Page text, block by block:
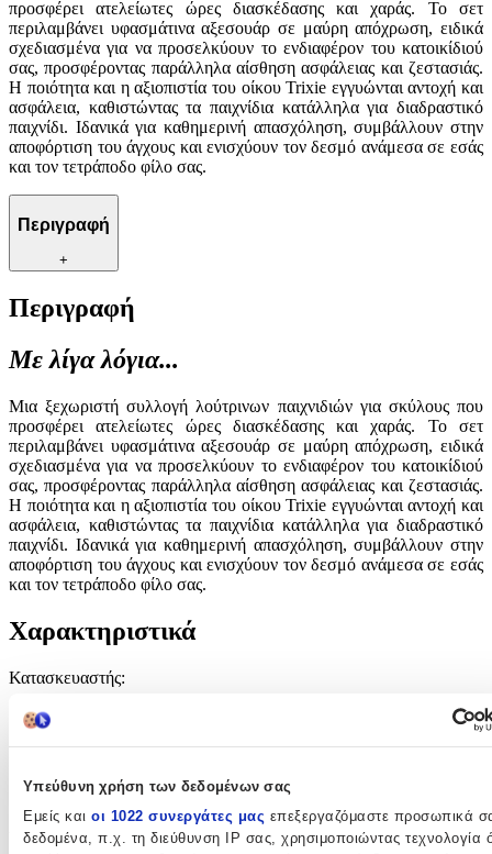
Υπεύθυνη χρήση των δεδομένων σας
Εμείς και οι 1022 συνεργάτες μας επεξεργαζόμαστε προσωπικά
δεδομένα, π.χ. τη διεύθυνση IP σας, χρησιμοποιώντας τεχνολογία
προσφέρει ατελείωτες ώρες διασκέδασης και χαράς. Το σετ
περιλαμβάνει υφασμάτινα αξεσουάρ σε μαύρη απόχρωση, ειδικά
σχεδιασμένα για να προσελκύουν το ενδιαφέρον του κατοικίδιού
σας, προσφέροντας παράλληλα αίσθηση ασφάλειας και ζεστασιάς.
Η ποιότητα και η αξιοπιστία του οίκου Trixie εγγυώνται αντοχή και
ασφάλεια, καθιστώντας τα παιχνίδια κατάλληλα για διαδραστικό
παιχνίδι. Ιδανικά για καθημερινή απασχόληση, συμβάλλουν στην
αποφόρτιση του άγχους και ενισχύουν τον δεσμό ανάμεσα σε εσάς
και τον τετράποδο φίλο σας.
Περιγραφή
+
Περιγραφή
Με λίγα λόγια...
Μια ξεχωριστή συλλογή λούτρινων παιχνιδιών για σκύλους που
προσφέρει ατελείωτες ώρες διασκέδασης και χαράς. Το σετ
περιλαμβάνει υφασμάτινα αξεσουάρ σε μαύρη απόχρωση, ειδικά
σχεδιασμένα για να προσελκύουν το ενδιαφέρον του κατοικίδιού
σας, προσφέροντας παράλληλα αίσθηση ασφάλειας και ζεστασιάς.
Η ποιότητα και η αξιοπιστία του οίκου Trixie εγγυώνται αντοχή και
ασφάλεια, καθιστώντας τα παιχνίδια κατάλληλα για διαδραστικό
παιχνίδι. Ιδανικά για καθημερινή απασχόληση, συμβάλλουν στην
αποφόρτιση του άγχους και ενισχύουν τον δεσμό ανάμεσα σε εσάς
και τον τετράποδο φίλο σας.
Χαρακτηριστικά
Κατασκευαστής:
Είδος:
Λούτρινο
Χρώμα :